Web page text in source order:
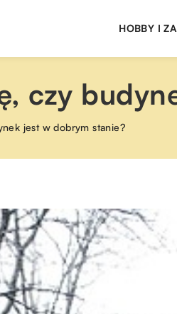
HOBBY I
czy
jest w dobrym stanie?